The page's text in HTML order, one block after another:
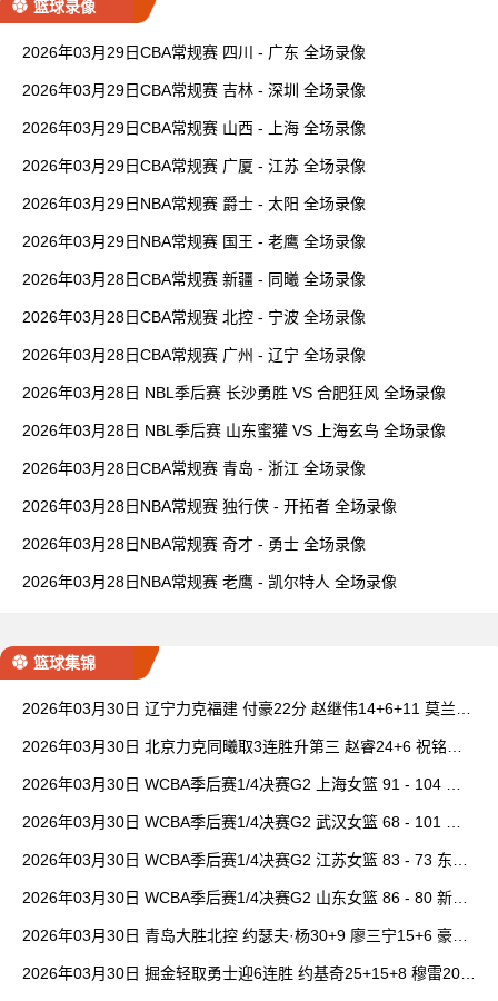
篮球录像
2026年03月29日CBA常规赛 四川 - 广东 全场录像
2026年03月29日CBA常规赛 吉林 - 深圳 全场录像
2026年03月29日CBA常规赛 山西 - 上海 全场录像
2026年03月29日CBA常规赛 广厦 - 江苏 全场录像
2026年03月29日NBA常规赛 爵士 - 太阳 全场录像
2026年03月29日NBA常规赛 国王 - 老鹰 全场录像
2026年03月28日CBA常规赛 新疆 - 同曦 全场录像
2026年03月28日CBA常规赛 北控 - 宁波 全场录像
2026年03月28日CBA常规赛 广州 - 辽宁 全场录像
2026年03月28日 NBL季后赛 长沙勇胜 VS 合肥狂风 全场录像
2026年03月28日 NBL季后赛 山东蜜獾 VS 上海玄鸟 全场录像
2026年03月28日CBA常规赛 青岛 - 浙江 全场录像
2026年03月28日NBA常规赛 独行侠 - 开拓者 全场录像
2026年03月28日NBA常规赛 奇才 - 勇士 全场录像
2026年03月28日NBA常规赛 老鹰 - 凯尔特人 全场录像
篮球集锦
2026年03月30日 辽宁力克福建 付豪22分 赵继伟14+6+11 莫兰德
2026年03月30日 北京力克同曦取3连胜升第三 赵睿24+6 祝铭震1
2026年03月30日 WCBA季后赛1/4决赛G2 上海女篮 91 - 104 四
2026年03月30日 WCBA季后赛1/4决赛G2 武汉女篮 68 - 101 山
2026年03月30日 WCBA季后赛1/4决赛G2 江苏女篮 83 - 73 东莞
2026年03月30日 WCBA季后赛1/4决赛G2 山东女篮 86 - 80 新疆
2026年03月30日 青岛大胜北控 约瑟夫·杨30+9 廖三宁15+6 豪斯
2026年03月30日 掘金轻取勇士迎6连胜 约基奇25+15+8 穆雷20+